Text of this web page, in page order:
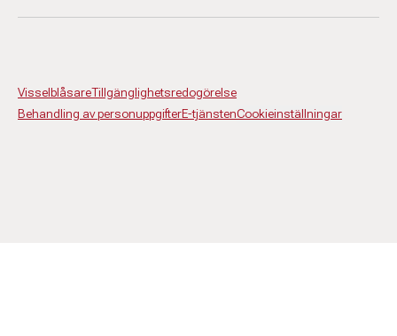
VisselblåsareTillgänglighetsredogörelse
Behandling av personuppgifterE-tjänstenCookieinställningar